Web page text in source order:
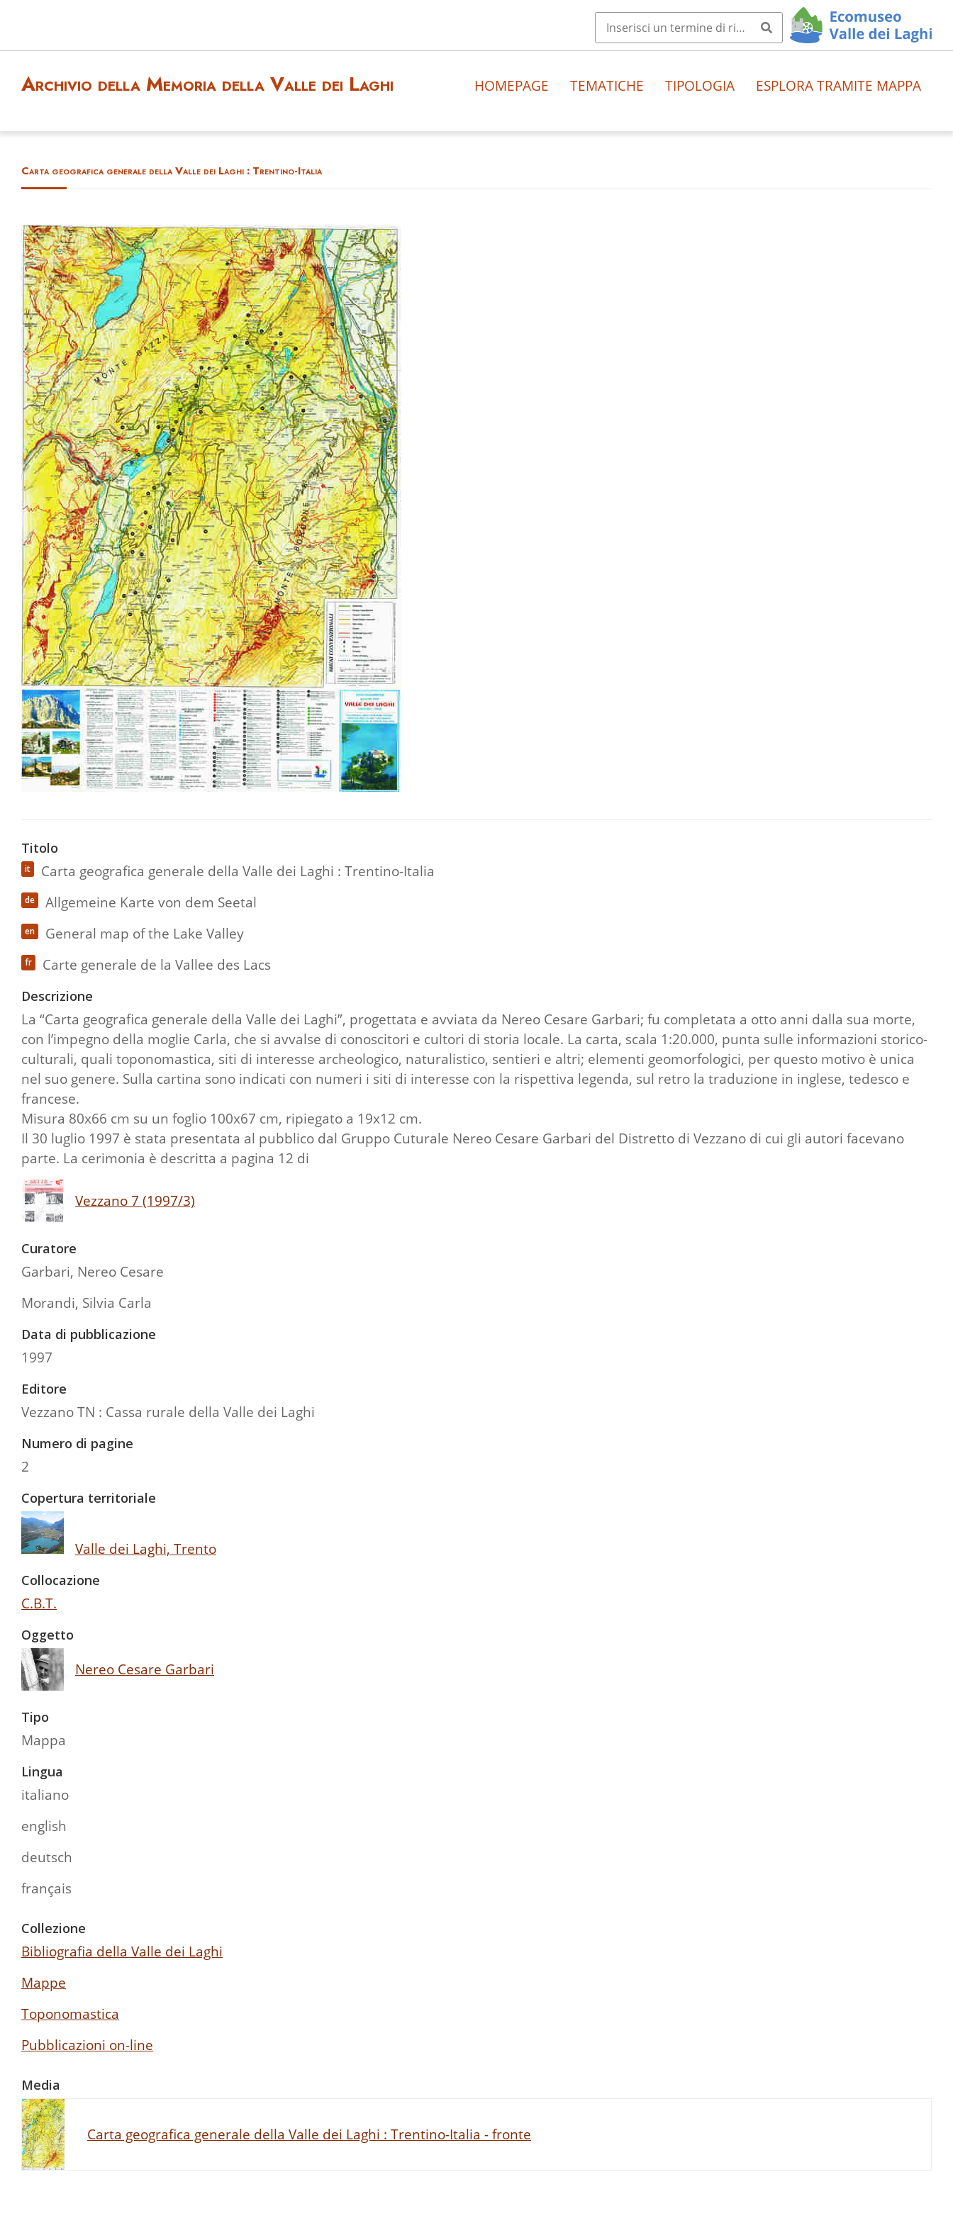
Archivio della Memoria della Valle dei Laghi HOMEPAGE TEMATICHE TIPOLOGIA ESPLORA TRAMITE MAPPA
Carta geografica generale della Valle dei Laghi : Trentino-Italia
Titolo
it Carta geografica generale della Valle dei Laghi : Trentino-Italia
de Allgemeine Karte von dem Seetal
en General map of the Lake Valley
fr Carte generale de la Vallee des Lacs
Descrizione
La “Carta geografica generale della Valle dei Laghi”, progettata e avviata da Nereo Cesare Garbari; fu completata a otto anni dalla sua morte,
con l’impegno della moglie Carla, che si avvalse di conoscitori e cultori di storia locale. La carta, scala 1:20.000, punta sulle informazioni storico-
culturali, quali toponomastica, siti di interesse archeologico, naturalistico, sentieri e altri; elementi geomorfologici, per questo motivo è unica
nel suo genere. Sulla cartina sono indicati con numeri i siti di interesse con la rispettiva legenda, sul retro la traduzione in inglese, tedesco e
francese.
Misura 80x66 cm su un foglio 100x67 cm, ripiegato a 19x12 cm.
Il 30 luglio 1997 è stata presentata al pubblico dal Gruppo Cuturale Nereo Cesare Garbari del Distretto di Vezzano di cui gli autori facevano
parte. La cerimonia è descritta a pagina 12 di
Vezzano 7 (1997/3)
Curatore
Garbari, Nereo Cesare
Morandi, Silvia Carla
Data di pubblicazione
1997
Editore
Vezzano TN : Cassa rurale della Valle dei Laghi
Numero di pagine
2
Copertura territoriale
Valle dei Laghi, Trento
Collocazione
C.B.T.
Oggetto
Nereo Cesare Garbari
Tipo
Mappa
Lingua
italiano
english
deutsch
français
Collezione
Bibliografia della Valle dei Laghi
Mappe
Toponomastica
Pubblicazioni on-line
Media
Carta geografica generale della Valle dei Laghi : Trentino-Italia - fronte